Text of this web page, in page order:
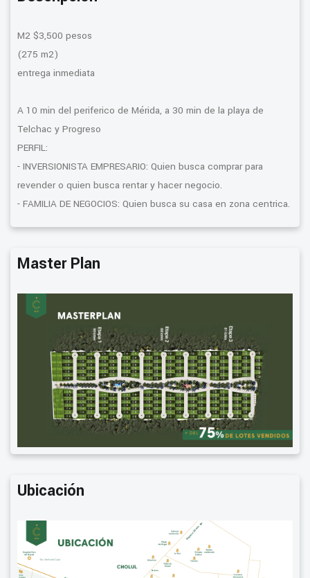
M2 $3,500 pesos
(275 m2)
entrega inmediata
A 10 min del periferico de Mérida, a 30 min de la playa de
Telchac y Progreso
PERFIL:
- INVERSIONISTA EMPRESARIO: Quien busca comprar para
revender o quien busca rentar y hacer negocio.
- FAMILIA DE NEGOCIOS: Quien busca su casa en zona centrica.
Master Plan
Ubicación